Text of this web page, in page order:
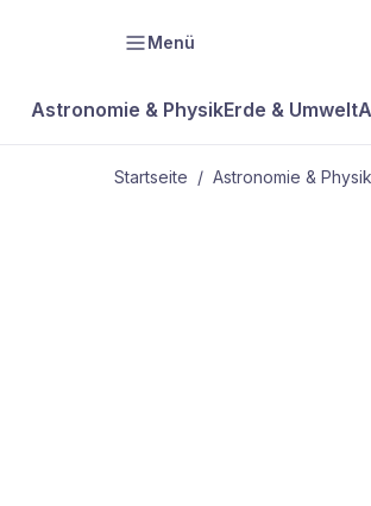
Menü
Astronomie & PhysikErde & Umwelt
Startseite / Astronomie & Physik